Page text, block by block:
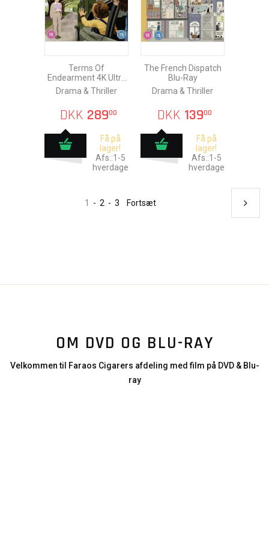
Terms Of
Endearment 4K Ultra
HD + Blu-Ray
Drama & Thriller
DKK 28900
Få på
lager!
Afs.:1-5
hverdage
The French Dispatch
Blu-Ray
Drama & Thriller
DKK 13900
Få på
lager!
Afs.:1-5
hverdage
1 - 2 - 3 Fortsæt
OM DVD OG BLU-RAY
Velkommen til Faraos Cigarers afdeling med film på DVD & Blu-
ray